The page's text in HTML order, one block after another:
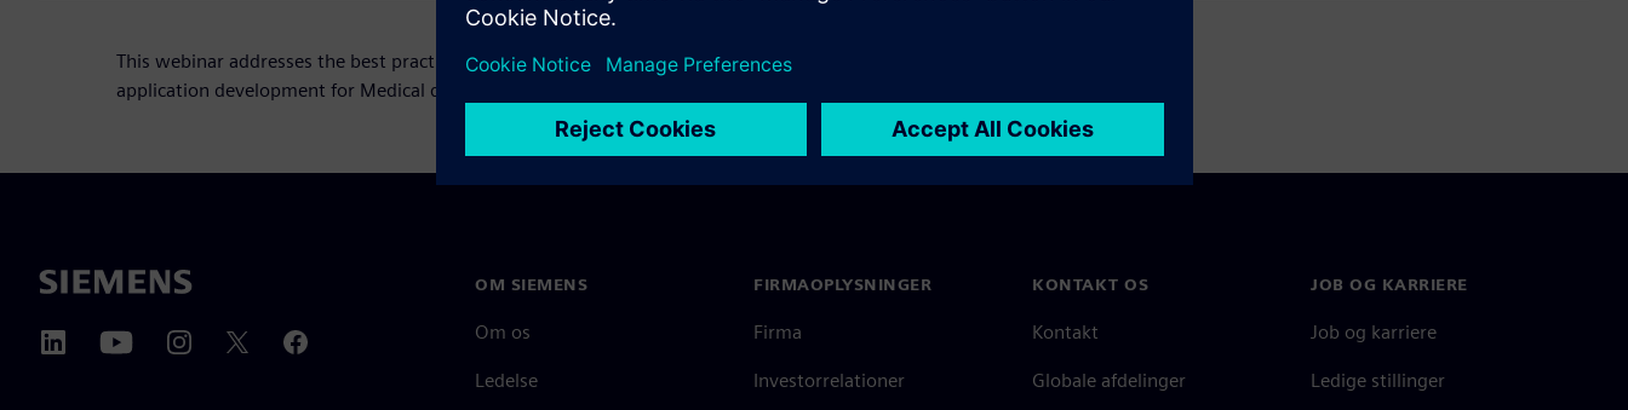
This webinar addresses the best practices for user experience (UX) design and
application development for Medical devices running Linux or Android.
OM SIEMENS
Om os
Ledelse
FIRMAOPLYSNINGER
Firma
Investorrelationer
KONTAKT OS
Kontakt
Globale afdelinger
JOB OG KARRIERE
Job og karriere
Ledige stillinger